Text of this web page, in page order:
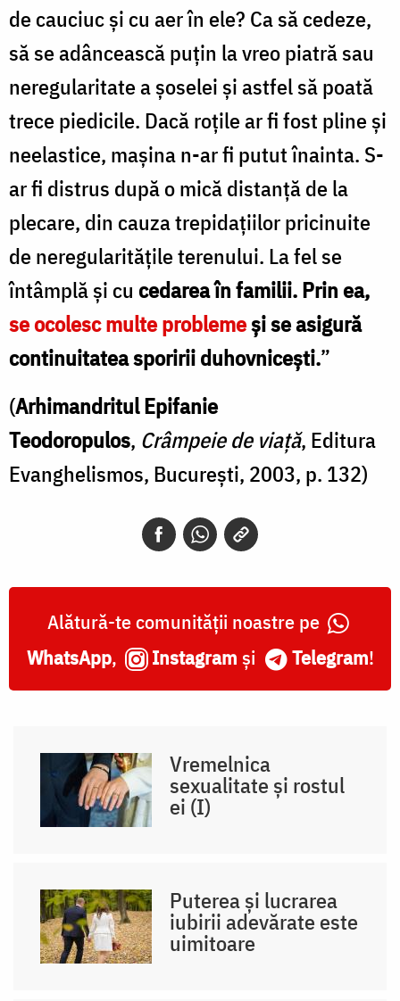
de cauciuc şi cu aer în ele? Ca să cedeze,
să se adâncească puţin la vreo piatră sau
neregularitate a şoselei şi astfel să poată
trece piedicile. Dacă roțile ar fi fost pline şi
neelastice, maşina n-ar fi putut înainta. S-
ar fi distrus după o mică distanță de la
plecare, din cauza trepidaţiilor pricinuite
de neregularitățile terenului. La fel se
întâmplă şi cu cedarea în familii. Prin ea,
se ocolesc multe problemeşi se asigură
continuitatea sporirii duhovniceşti.”
(Arhimandritul Epifanie
Teodoropulos, Crâmpeie de viață, Editura
Evanghelismos, București, 2003, p. 132)
Alătură-te comunității noastre pe
WhatsApp, Instagram și Telegram!
Vremelnica
sexualitate și rostul
ei (I)
Puterea și lucrarea
iubirii adevărate este
uimitoare